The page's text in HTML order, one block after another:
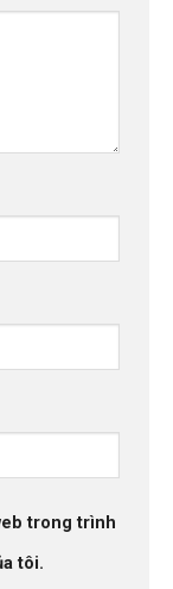
trong trình
tôi.